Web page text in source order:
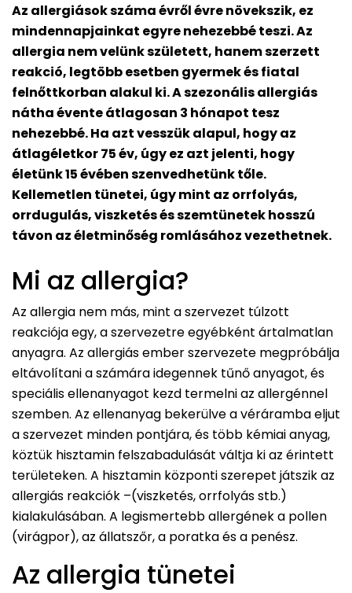
Az allergiások száma évről évre növekszik, ez
mindennapjainkat egyre nehezebbé teszi. Az
allergia nem velünk született, hanem szerzett
reakció, legtöbb esetben gyermek és fiatal
felnőttkorban alakul ki. A szezonális allergiás
nátha évente átlagosan 3 hónapot tesz
nehezebbé. Ha azt vesszük alapul, hogy az
átlagéletkor 75 év, úgy ez azt jelenti, hogy
életünk 15 évében szenvedhetünk tőle.
Kellemetlen tünetei, úgy mint az orrfolyás,
orrdugulás, viszketés és szemtünetek hosszú
távon az életminőség romlásához vezethetnek.
Mi az allergia?
Az allergia nem más, mint a szervezet túlzott
reakciója egy, a szervezetre egyébként ártalmatlan
anyagra. Az allergiás ember szervezete megpróbálja
eltávolítani a számára idegennek tűnő anyagot, és
speciális ellenanyagot kezd termelni az allergénnel
szemben. Az ellenanyag bekerülve a véráramba eljut
a szervezet minden pontjára, és több kémiai anyag,
köztük hisztamin felszabadulását váltja ki az érintett
területeken. A hisztamin központi szerepet játszik az
allergiás reakciók –(viszketés, orrfolyás stb.)
kialakulásában. A legismertebb allergének a pollen
(virágpor), az állatszőr, a poratka és a penész.
Az allergia tünetei